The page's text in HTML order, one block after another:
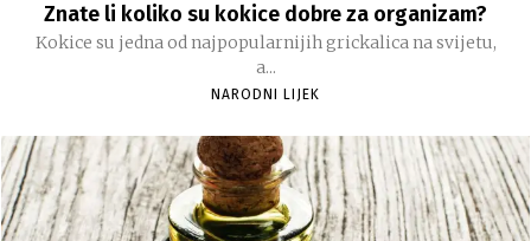
Znate li koliko su kokice dobre za organizam?
Kokice su jedna od najpopularnijih grickalica na svijetu,
a...
NARODNI LIJEK